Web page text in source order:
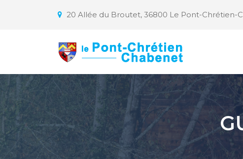
20 Allée du Broutet, 36800 Le Pont-Chrétien-